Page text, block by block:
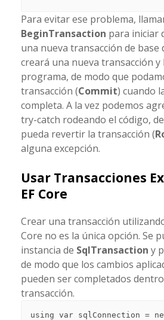
Para evitar ese problema,
BeginTransaction para iniciar
una nueva transacción de base
creará una nueva transacción y
programa, de modo que
transacción (Commit) cuando
completa. A la vez podemos
try-catch rodeando el código,
pueda revertir la transacción (
alguna excepción.
Usar Transacciones
EF Core
Crear una transacción
Core no es la única opción. Se
instancia de SqlTransaction y
de modo que los cambios
pueden ser completados
transacción.
using var sqlConnection =